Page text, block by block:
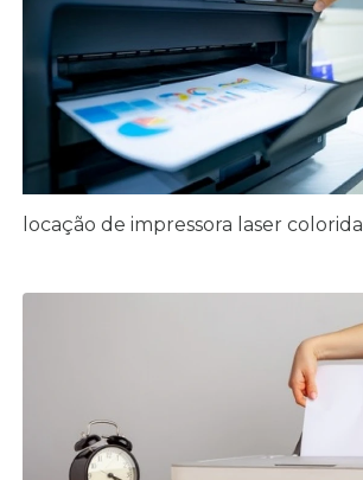
locação de impressora laser colorida